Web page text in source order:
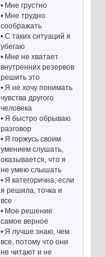
• Мне грустно
• Мне трудно
соображать
• С таких ситуаций я
убегаю
• Мне не хватает
внутренних резервов
решить это
• Я не хочу понимать
чувства другого
человека
• Я быстро обрываю
разговор
• Я горжусь своим
умением слушать,
оказывается, что я
не умею слышать
• Я категорична, если
я решила, точка и
все
• Мое решение
самое верное
• Я лучше знаю, чем
все, потому что они
не читают и не